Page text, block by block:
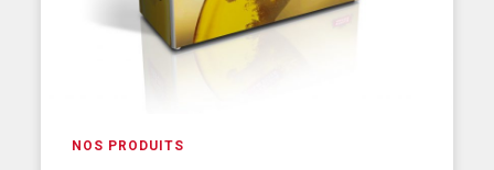
NOS PRODUITS